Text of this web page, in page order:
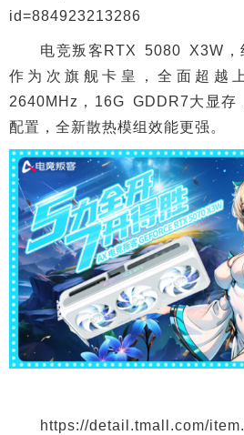
id=884923213286
电竞叛客RTX 5080 X3W，纯
作为次旗舰卡皇，全面超越
2640MHz，16G GDDR7大显存
配置，全新散热模组效能更强。
https://detail.tmall.com/